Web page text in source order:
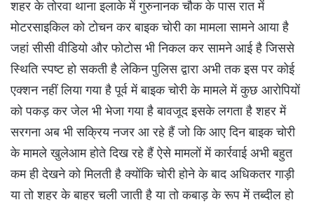
शहर के तोरवा थाना इलाके में गुरुनानक चौक के पास रात में
मोटरसाइकिल को टोचन कर बाइक चोरी का मामला सामने आया है
जहां सीसी वीडियो और फोटोस भी निकल कर सामने आई है जिससे
स्थिति स्पष्ट हो सकती है लेकिन पुलिस द्वारा अभी तक इस पर कोई
एक्शन नहीं लिया गया है पूर्व में बाइक चोरी के मामले में कुछ आरोपियों
को पकड़ कर जेल भी भेजा गया है बावजूद इसके लगता है शहर में
सरगना अब भी सक्रिय नजर आ रहे हैं जो कि आए दिन बाइक चोरी
के मामले खुलेआम होते दिख रहे हैं ऐसे मामलों में कार्रवाई अभी बहुत
कम ही देखने को मिलती है क्योंकि चोरी होने के बाद अधिकतर गाड़ी
या तो शहर के बाहर चली जाती है या तो कबाड़ के रूप में तब्दील हो